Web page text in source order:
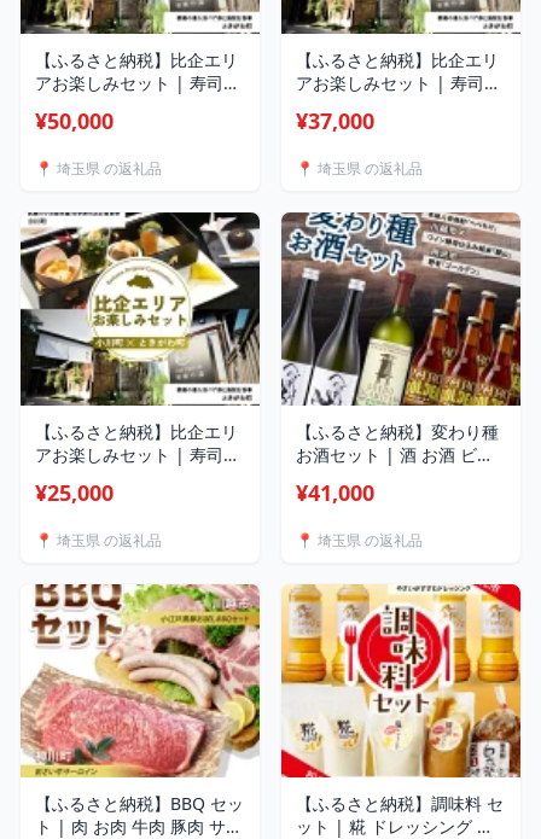
【ふるさと納税】比企エリ
アお楽しみセット | 寿司忠
行 体験 施設利用 老舗 埼玉
¥50,000
📍 埼玉県 の返礼品
【ふるさと納税】比企エリ
アお楽しみセット | 寿司忠
行 体験 施設利用 老舗 埼玉
¥37,000
📍 埼玉県 の返礼品
【ふるさと納税】比企エリ
アお楽しみセット | 寿司忠
行 体験 施設利用 老舗 埼玉
¥25,000
📍 埼玉県 の返礼品
【ふるさと納税】変わり種
お酒セット | 酒 お酒 ビー
ラフトビール 人参焼酎 麦
飲み比べ セット 埼玉県 埼
¥41,000
📍 埼玉県 の返礼品
【ふるさと納税】BBQ セッ
ト | 肉 お肉 牛肉 豚肉 サー
【ふるさと納税】調味料 セ
ット | 糀 ドレッシング 甘